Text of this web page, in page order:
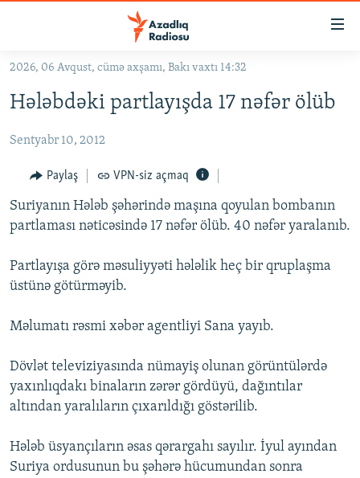
Əsas
qayıt
naviqasiyaya
Axtarışa
keç
KORRUPSIOMETR
#ƏSLINDƏ
FƏRQƏ BAX
QANUNI DOĞRU
ARAŞDIRMA
MULTIMEDIA
VIDEO
KARIKATURA
RADIO ARXIV
AZƏRBAYCAN ƏDƏBIYYATI KITABXANASI
İSLAM VƏ DEMOKRATIYA
PEŞƏ ETIKASI VƏ JURNALISTIKA STANDARTLARIMIZ
AZADLIQRADIOSU MOBIL TELEFONUNUZDA
BIZI IZLƏ
RFE/RL-in bütün saytları
2026, 06 Avqust, cümə axşamı, Bakı vaxtı 14:32
Hələbdəki partlayışda 17 nəfər ölüb
Sentyabr 10, 2012
Paylaş VPN-siz açmaq
Suriyanın Hələb şəhərində maşına qoyulan bombanın
partlaması nəticəsində 17 nəfər ölüb. 40 nəfər yaralanıb.
Partlayışa görə məsuliyyəti hələlik heç bir qruplaşma
üstünə götürməyib.
Məlumatı rəsmi xəbər agentliyi Sana yayıb.
Dövlət televiziyasında nümayiş olunan görüntülərdə
yaxınlıqdakı binaların zərər gördüyü, dağıntılar
altından yaralıların çıxarıldığı göstərilib.
Hələb üsyançıların əsas qərargahı sayılır. İyul ayından
Suriya ordusunun bu şəhərə hücumundan sonra